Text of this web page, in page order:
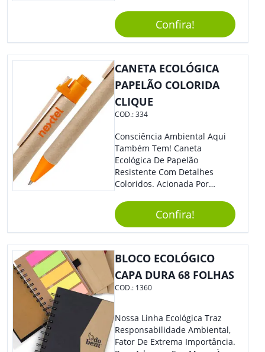
Dúvidas Eles Irão Adorar.
Confira!
CANETA ECOLÓGICA
PAPELÃO COLORIDA
CLIQUE
COD.:334
Consciência Ambiental Aqui
Também Tem! Caneta
Ecológica De Papelão
Resistente Com Detalhes
Coloridos. Acionada Por
E Tem Ponteira Firme, Ideal
Para Traços Precisos.
Confira!
BLOCO ECOLÓGICO
CAPA DURA 68 FOLHAS
COD.: 1360
Nossa Linha Ecológica Traz
Responsabilidade Ambiental,
Fator De Extrema Importância.